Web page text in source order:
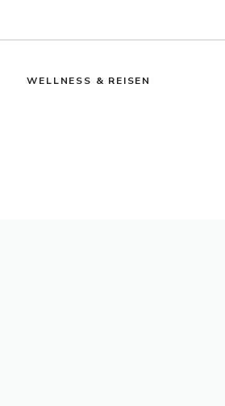
WELLNESS & REISEN